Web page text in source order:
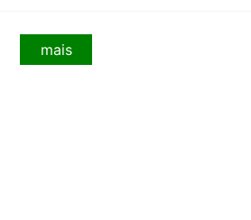
mais